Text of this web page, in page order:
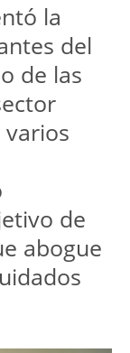
la
del
de las
varios
de
abogue